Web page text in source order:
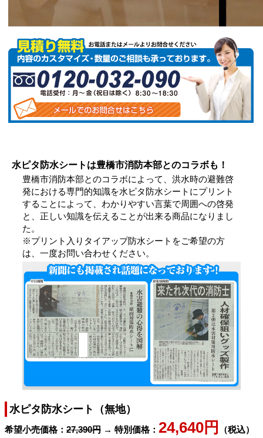
水ピタ防水シートは豊橋市消防本部とのコラボも！
豊橋市消防本部とのコラボによって、洪水時の避難啓
発における専門的知識を水ピタ防水シートにプリント
することによって、わかりやすい言葉で周囲への啓発
と、正しい知識を伝えることが出来る商品になりまし
た。
※プリント入りタイアップ防水シートをご希望の方
は、一度お問い合わせください。
水ピタ防水シート（無地）
希望小売価格： 27,390円 → 特別価格： 24,640円
（税込）